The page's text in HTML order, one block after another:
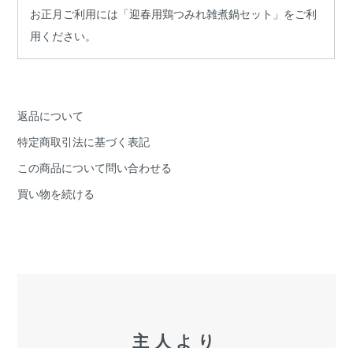
お正月ご利用には 「迎春用鶏つみれ雑煮鍋セット」 をご利
用ください。
返品について
特定商取引法に基づく表記
この商品について問い合わせる
買い物を続ける
主人より